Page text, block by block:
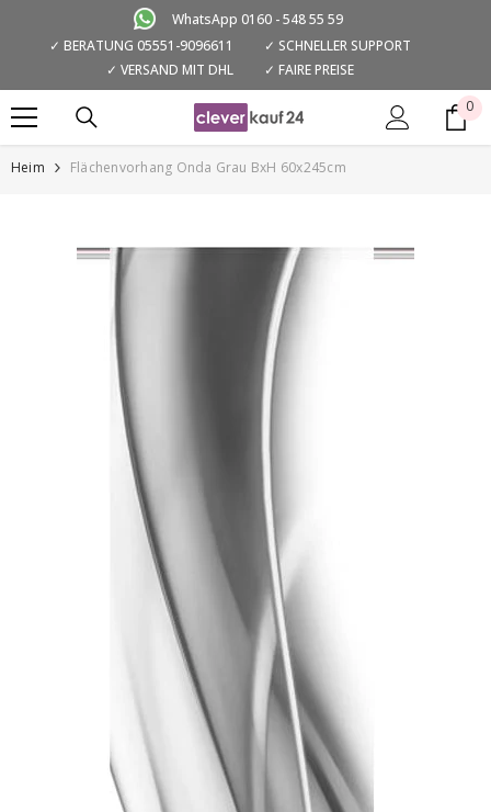
WhatsApp 0160 - 548 55 59
✓ BERATUNG 05551-9096611
✓ SCHNELLER SUPPORT
✓ VERSAND MIT DHL
✓ FAIRE PREISE
00
Heim
Flächenvorhang Onda Grau BxH 60x245cm